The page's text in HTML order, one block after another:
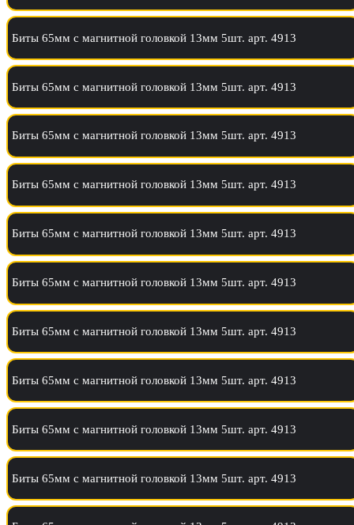
Биты 65мм с магнитной головкой 13мм 5шт. арт. 4913
Биты 65мм с магнитной головкой 13мм 5шт. арт. 4913
Биты 65мм с магнитной головкой 13мм 5шт. арт. 4913
Биты 65мм с магнитной головкой 13мм 5шт. арт. 4913
Биты 65мм с магнитной головкой 13мм 5шт. арт. 4913
Биты 65мм с магнитной головкой 13мм 5шт. арт. 4913
Биты 65мм с магнитной головкой 13мм 5шт. арт. 4913
Биты 65мм с магнитной головкой 13мм 5шт. арт. 4913
Биты 65мм с магнитной головкой 13мм 5шт. арт. 4913
Биты 65мм с магнитной головкой 13мм 5шт. арт. 4913